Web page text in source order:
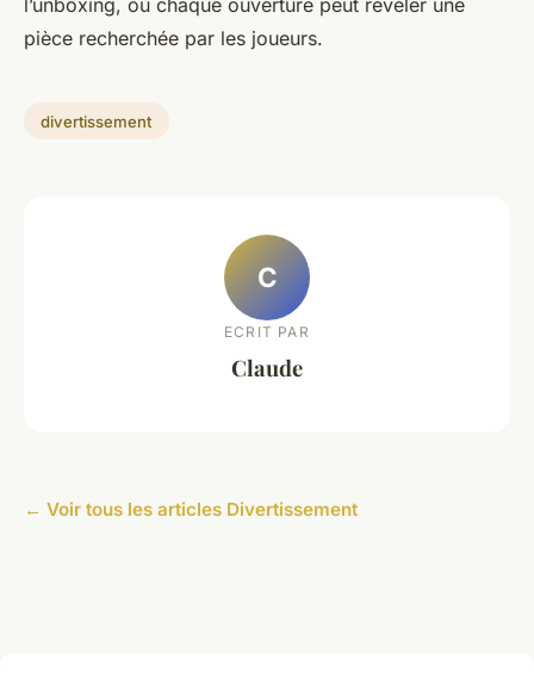
pièce recherchée par les joueurs.
divertissement
C
ECRIT PAR
Claude
← Voir tous les articles Divertissement